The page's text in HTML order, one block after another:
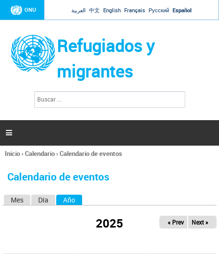
Jump to navigation
ONU العربية 中文 English Français Русский Español
Refugiados y
migrantes
l
s

Se
usted
Inicio›Calendario›Calendario de eventos
Calendario de eventos
Mes Día Año
2025 « Prev Next »